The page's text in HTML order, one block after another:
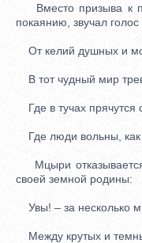
Вместо призыва к
покаянию, звучал
От келий душных и
В тот чудный мир
Где в тучах прячутся
Где люди вольны, как
Мцыри
своей земной родины:
Увы! – за несколько
Между крутых и